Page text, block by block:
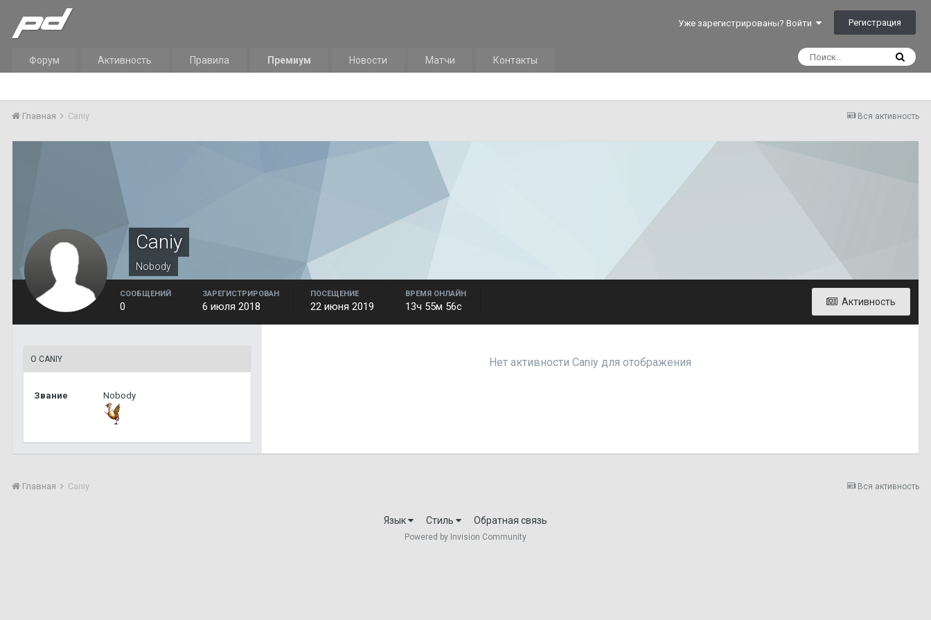
Уже зарегистрированы? Войти Регистрация
Форум Активность Правила Премиум Новости Матчи Контакты
Вся активность
Главная Caniy
Caniy
Nobody
Активность
СООБЩЕНИЙ
0
ЗАРЕГИСТРИРОВАН
6 июля 2018
ПОСЕЩЕНИЕ
22 июня 2019
ВРЕМЯ ОНЛАЙН
13ч 55м 56с
О CANIY
Звание Nobody
Нет активности Caniy для отображения
Вся активность
Главная Caniy
Язык Стиль Обратная связь
Powered by Invision Community